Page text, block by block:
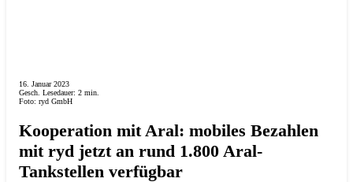
16. Januar 2023
Gesch. Lesedauer: 2 min.
Foto: ryd GmbH
Kooperation mit Aral: mobiles Bezahlen
mit ryd jetzt an rund 1.800 Aral-
Tankstellen verfügbar